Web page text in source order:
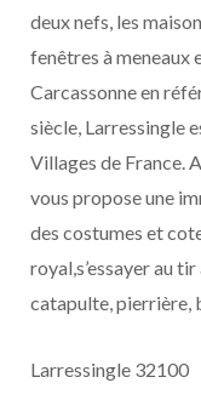
deux nefs, les
fenêtres à meneaux
Carcassonne en
siècle, Larressingle
Villages de France.
vous propose une
des costumes et
royal,s’essayer au
catapulte, pierrière,
Larressingle 32100